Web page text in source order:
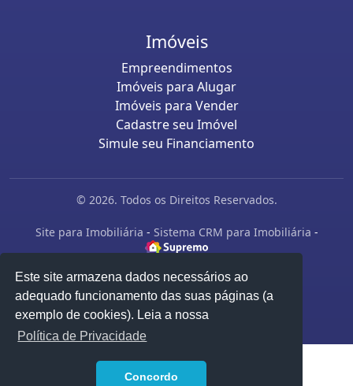
Este site armazena dados necessários ao
adequado funcionamento das suas páginas (a
exemplo de cookies). Leia a nossa
Política de Privacidade
Concordo
Imóveis
Empreendimentos
Imóveis para Alugar
Imóveis para Vender
Cadastre seu Imóvel
Simule seu Financiamento
© 2026. Todos os Direitos Reservados.
Site para Imobiliária - Sistema CRM para Imobiliária -